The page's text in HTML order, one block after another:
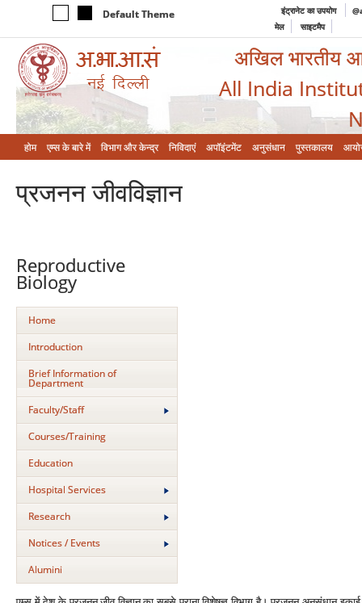
Default Theme इंट्रानेट का उपयोग
मेल
साइटमैप
अखिल भारतीय
All India
होम एम्‍स के बारे में विभाग और केन्‍द्र निविदाएं अपॉइंटमेंट अनुसंधान पुस्तकालय
प्रजनन जीवविज्ञान
Reproductive
Biology
Home
Introduction
Brief Information of
Department
Faculty/Staff
Courses/Training
Education
Hospital Services
Research
Notices / Events
Alumini